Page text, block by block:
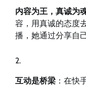
内容为王，真诚为
容，用真诚的态度
播，她通过分享自
互动是桥梁 ：在快